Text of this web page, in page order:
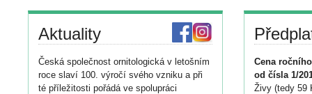
Aktuality
Česká společnost ornitologická v letošním
roce slaví 100. výročí svého vzniku a při
té příležitosti pořádá ve spolupráci
Cena
od čísla 1/
Živy (tedy 59